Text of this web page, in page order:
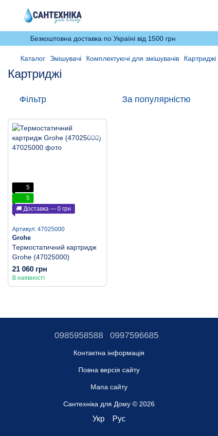
Безкоштовна доставка по Україні від 1500 грн
Каталог Змішувачі Комплектуючі для змішувачів Картриджі
Картриджі
Фільтр За популярністю
5
5
🚚 Доставка — 0 грн
Артикул: 47025000
Grohe
Термостатичний картридж
Grohe (47025000)
21 060 грн
В наявності
0985958588 0997596685
Контактна інформація
Повна версія сайту
Мапа сайту
Сантехніка для Дому © 2026
Укр Рус